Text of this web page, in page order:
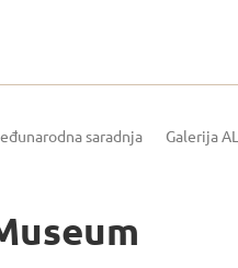
saradnja Galerija